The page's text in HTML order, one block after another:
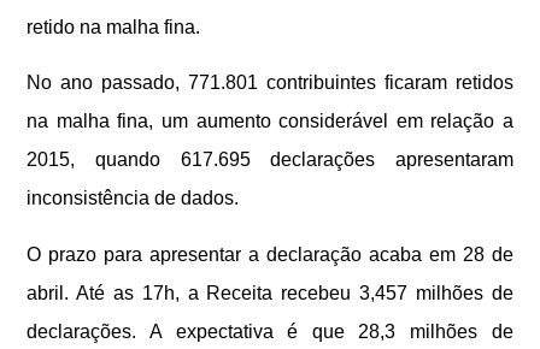
retido na malha fina.
No ano passado, 771.801 contribuintes ficaram retidos
na malha fina, um aumento considerável em relação a
2015, quando 617.695 declarações apresentaram
inconsistência de dados.
O prazo para apresentar a declaração acaba em 28 de
abril. Até as 17h, a Receita recebeu 3,457 milhões de
declarações. A expectativa é que 28,3 milhões de